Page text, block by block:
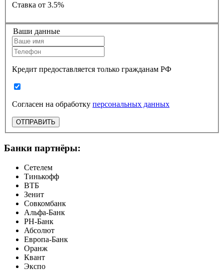
Ставка от 3.5%
Ваши данные
Кредит предоставляется только гражданам РФ
Согласен на обработку персональных данных
ОТПРАВИТЬ
Банки партнёры:
Сетелем
Тинькофф
ВТБ
Зенит
Совкомбанк
Альфа-Банк
РН-Банк
Абсолют
Европа-Банк
Оранж
Квант
Экспо